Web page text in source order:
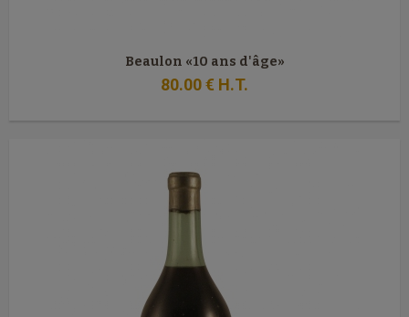
Beaulon «10 ans d'âge»
80.00€ H.T.